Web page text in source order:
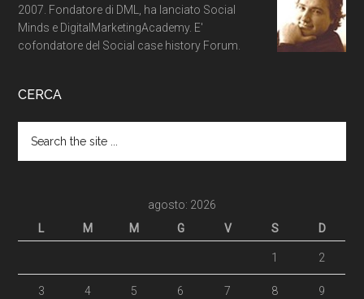
2007. Fondatore di DML, ha lanciato Social
Minds e DigitalMarketingAcademy. E'
cofondatore del Social case history Forum.
CERCA
agosto: 2026
L
M M G V S D
1 2
3 4 5 6 7 8 9